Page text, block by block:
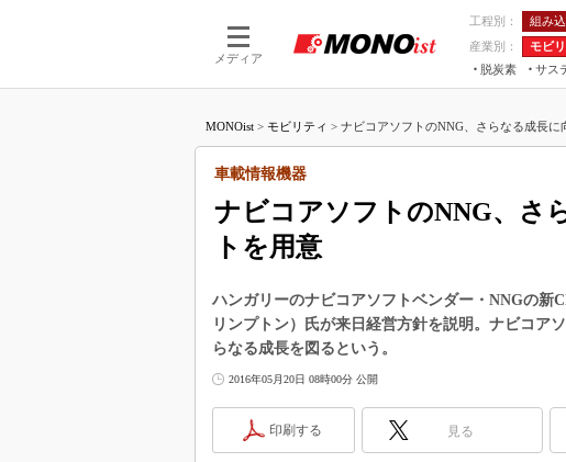
メディア
工程別： 組み
産業別：
モビ
脱炭素
サス
つながる工場AI×設備保全
MONOist > モビリティ > ナビコアソフトのNNG、さらなる成長に
ナビコアソフトのNNG、さ
トを用意
車載情報機器
ハンガリーのナビコアソフトベンダー・NNGの新
リンプトン）氏が来日経営方針を説明。ナビコア
らなる成長を図るという。
2016年05月20日 08時00分 公開
印刷する 見る